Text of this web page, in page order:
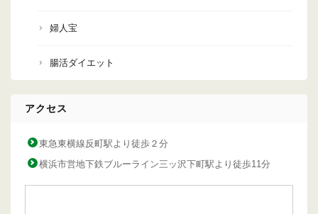
婦人宝
腸活ダイエット
アクセス
東急東横線反町駅より徒歩２分
横浜市営地下鉄ブルーライン三ッ沢下町駅より徒歩11分